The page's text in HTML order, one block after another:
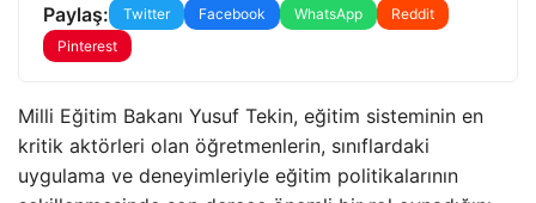
Paylaş: Twitter Facebook WhatsApp
Reddit
Pinterest
Milli Eğitim Bakanı Yusuf Tekin, eğitim sisteminin en
kritik aktörleri olan öğretmenlerin, sınıflardaki
uygulama ve deneyimleriyle eğitim politikalarının